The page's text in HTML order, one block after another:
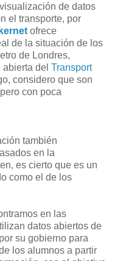
de datos
el transporte, por
ofrece
de la situación de los
de Londres,
del Transport
considero que son
con poca
también
en la
es cierto que es un
como el de los
en las
datos abiertos de
su gobierno para
los alumnos a partir